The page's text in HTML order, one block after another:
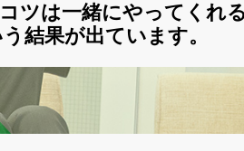
ツは一緒にやってくれ
結果が出ています。